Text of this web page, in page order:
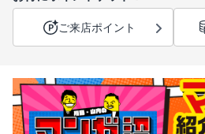
ご来店ポイント